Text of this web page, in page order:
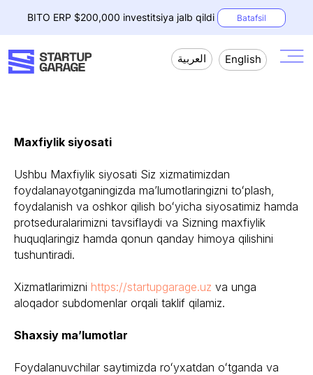
BITO ERP $200,000 investitsiya jalb qildi Batafsil
English
Maxfiylik siyosati
Ushbu Maxfiylik siyosati Siz xizmatimizdan
foydalanayotganingizda maʼlumotlaringizni toʻplash,
foydalanish va oshkor qilish boʻyicha siyosatimiz hamda
protseduralarimizni tavsiflaydi va Sizning maxfiylik
huquqlaringiz hamda qonun qanday himoya qilishini
tushuntiradi.
Xizmatlarimizni https://startupgarage.uz va unga
aloqador subdomenlar orqali taklif qilamiz.
Shaxsiy maʼlumotlar
Foydalanuvchilar saytimizda roʻyxatdan oʻtganda va